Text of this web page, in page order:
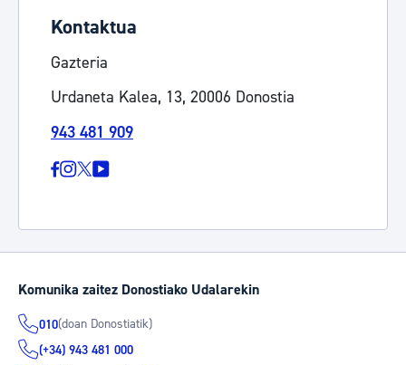
Kontaktua
Gazteria
Urdaneta Kalea, 13, 20006 Donostia
943 481 909
Komunika zaitez Donostiako Udalarekin
010(doan Donostiatik)
(+34) 943 481 000